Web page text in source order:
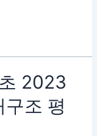
2023
조 평